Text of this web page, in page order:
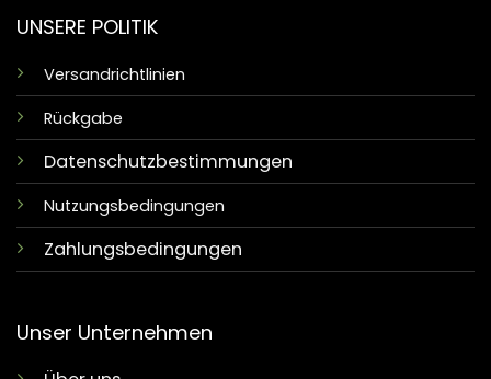
UNSERE POLITIK
Versandrichtlinien
Rückgabe
Datenschutzbestimmungen
Nutzungsbedingungen
Zahlungsbedingungen
Unser Unternehmen